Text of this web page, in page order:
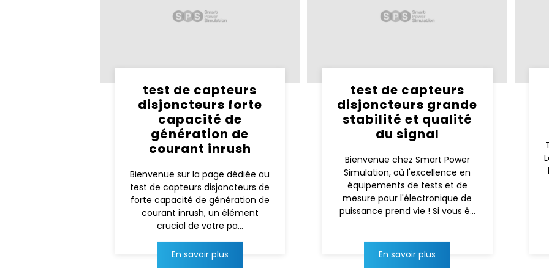
test de capteurs
disjoncteurs forte
capacité de
génération de
courant inrush
Bienvenue sur la page dédiée au
test de capteurs disjoncteurs de
forte capacité de génération de
courant inrush, un élément
crucial de votre pa...
En savoir plus
test de capteurs
disjoncteurs grande
stabilité et qualité
du signal
Bienvenue chez Smart Power
Simulation, où l'excellence en
équipements de tests et de
mesure pour l'électronique de
puissance prend vie ! Si vous ê...
En savoir plus